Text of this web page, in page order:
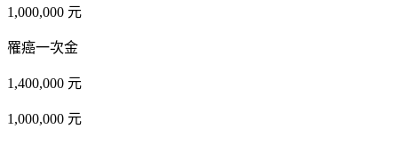
1,000,000 元
罹癌一次金
1,400,000 元
1,000,000 元